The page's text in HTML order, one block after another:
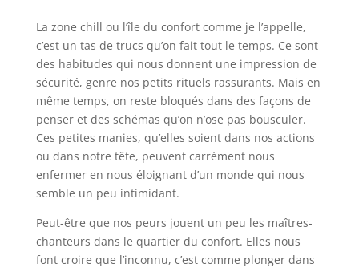
La zone chill ou l’île du confort comme je l’appelle,
c’est un tas de trucs qu’on fait tout le temps. Ce sont
des habitudes qui nous donnent une impression de
sécurité, genre nos petits rituels rassurants. Mais en
même temps, on reste bloqués dans des façons de
penser et des schémas qu’on n’ose pas bousculer.
Ces petites manies, qu’elles soient dans nos actions
ou dans notre tête, peuvent carrément nous
enfermer en nous éloignant d’un monde qui nous
semble un peu intimidant.
Peut-être que nos peurs jouent un peu les maîtres-
chanteurs dans le quartier du confort. Elles nous
font croire que l’inconnu, c’est comme plonger dans